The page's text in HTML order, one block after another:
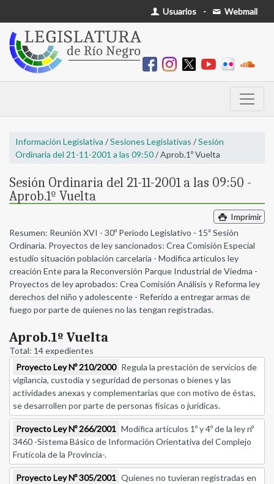
Usuarios - Webmail
Información Legislativa /Sesiones Legislativas /Sesión
Ordinaria del 21-11-2001 a las 09:50/ Aprob.1º Vuelta
Sesión Ordinaria del 21-11-2001 a las 09:50 -
Aprob.1º Vuelta
Imprimir
Resumen: Reunión XVI - 30º Período Legislativo - 15ª Sesión
Ordinaria. Proyectos de ley sancionados: Crea Comisión Especial
estudio situación población carcelaria - Modifica artículos ley
creación Ente para la Reconversión Parque Industrial de Viedma -
Proyectos de ley aprobados: Crea Comisión Análisis y Reforma ley
derechos del niño y adolescente - Referido a entregar armas de
fuego por parte de quienes no las tengan registradas.
Aprob.1º Vuelta
Total: 14 expedientes
Proyecto Ley Nº 210/2000 Regula la prestación de servicios de
vigilancia, custodia y seguridad de personas o bienes y las
actividades anexas y complementarias que con motivo de éstas,
se desarrollen por parte de personas físicas o jurídicas.
Proyecto Ley Nº 266/2001 Modifica artículos 1º y 4º de la ley nº
3460 -Sistema Básico de Información Orientativa del Complejo
Frutícola de la Provincia-.
Proyecto Ley Nº 305/2001 Quienes no tuvieran registradas en